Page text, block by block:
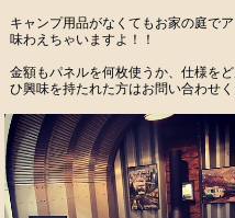
キャンプ用品がなくてもお家の庭で
味わえちゃいますよ！！
金額もパネルを何枚使うか、仕様を
ひ興味を持たれた方はお問い合わせく